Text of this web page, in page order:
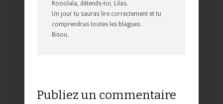
Rooolala, détends-toi, Lilas.
Un jour tu sauras lire correctement et tu
comprendras toutes les blagues.
Bisou.
Publiez un commentaire